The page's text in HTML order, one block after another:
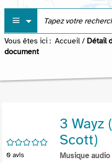
Vous êtes ici : Accueil / Détail
document
/5
0 avis
3 Wayz
Scott)
Musique audio